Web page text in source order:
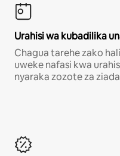
Urahisi wa kubadilika
Chagua tarehe zako
uweke nafasi kwa
nyaraka zozote za